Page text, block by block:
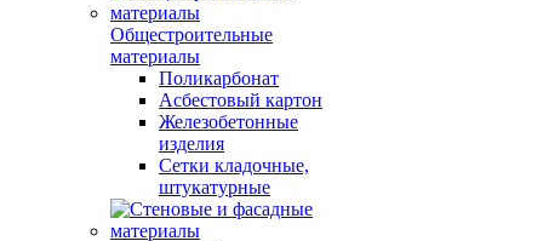
Общестроительные
материалы
Поликарбонат
Асбестовый картон
Железобетонные
изделия
Сетки кладочные,
штукатурные